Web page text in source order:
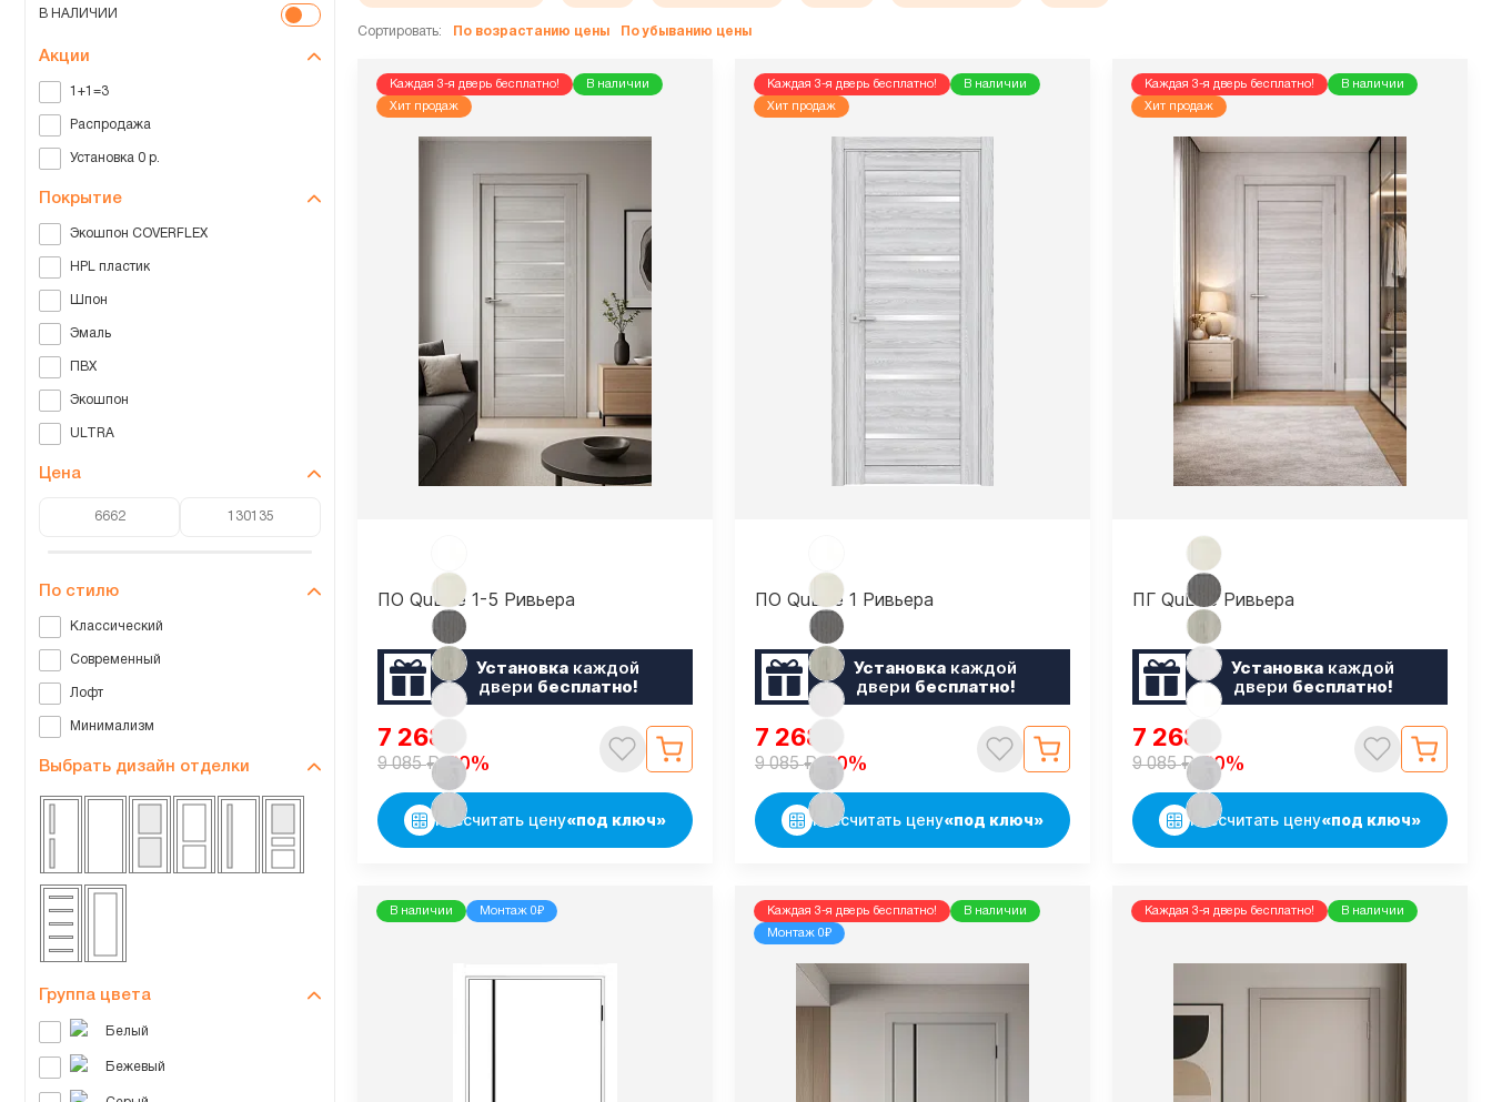
В НАЛИЧИИ
Акции
1+1=3
Распродажа
Установка 0 р.
Покрытие
Экошпон COVERFLEX
HPL пластик
Шпон
Эмаль
ПВХ
Экошпон
ULTRA
Цена
По стилю
Классический
Современный
Лофт
Минимализм
Выбрать дизайн отделки
Группа цвета
Сортировать: По возрастанию цены По убыванию цены
Каждая 3-я дверь бесплатно!
В наличии
Хит продаж
ПО QuLine 1-5 Ривьера
Установка каждой
двери бесплатно!
7 268
9 085₽-20%
Рассчитать цену«под ключ»
Каждая 3-я дверь бесплатно!
В наличии
Хит продаж
ПО QuLine 1 Ривьера
Установка каждой
двери бесплатно!
7 268
9 085₽-20%
Рассчитать цену«под ключ»
Каждая 3-я дверь бесплатно!
В наличии
Хит продаж
ПГ QuLine Ривьера
Установка каждой
двери бесплатно!
7 268
9 085₽-20%
Рассчитать цену«под ключ»
В наличии Монтаж 0₽ Каждая 3-я дверь бесплатно!
В наличии
Монтаж 0₽
Каждая 3-я дверь бесплатно! В наличии